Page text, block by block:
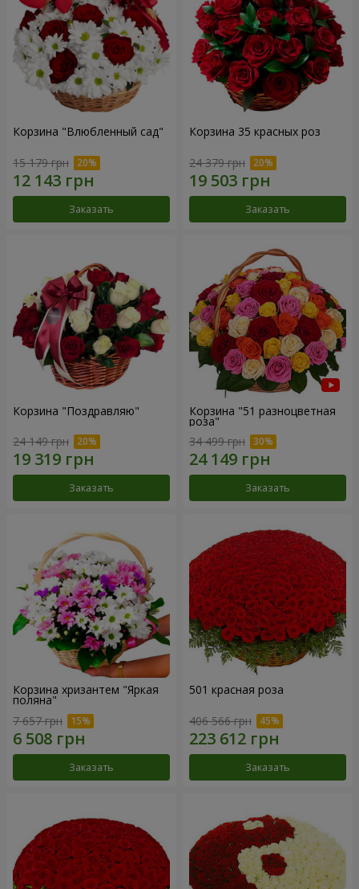
Корзина "Влюбленный сад"
15 179 грн
Заказать
Корзина 35 красных роз
24 379 грн
Заказать
Корзина "Поздравляю"
24 149 грн
Заказать
Корзина "51 разноцветная
роза"
34 499 грн
Заказать
Корзина хризантем "Яркая
поляна"
7 657 грн
Заказать
501 красная роза
406 566 грн
Заказать